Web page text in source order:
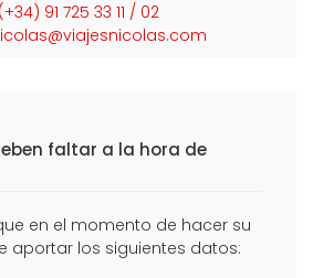
(+34) 91 725 33 11 / 02
faltar a la hora de
en el momento de hacer su
aportar los siguientes datos: